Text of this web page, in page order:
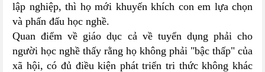
lập nghiệp, thì họ mới khuyến khích con em lựa chọn
và phấn đấu học nghề.
Quan điểm về giáo dục cả về tuyển dụng phải cho
người học nghề thấy rằng họ không phải "bậc thấp" của
xã hội, có đủ điều kiện phát triển tri thức không khác